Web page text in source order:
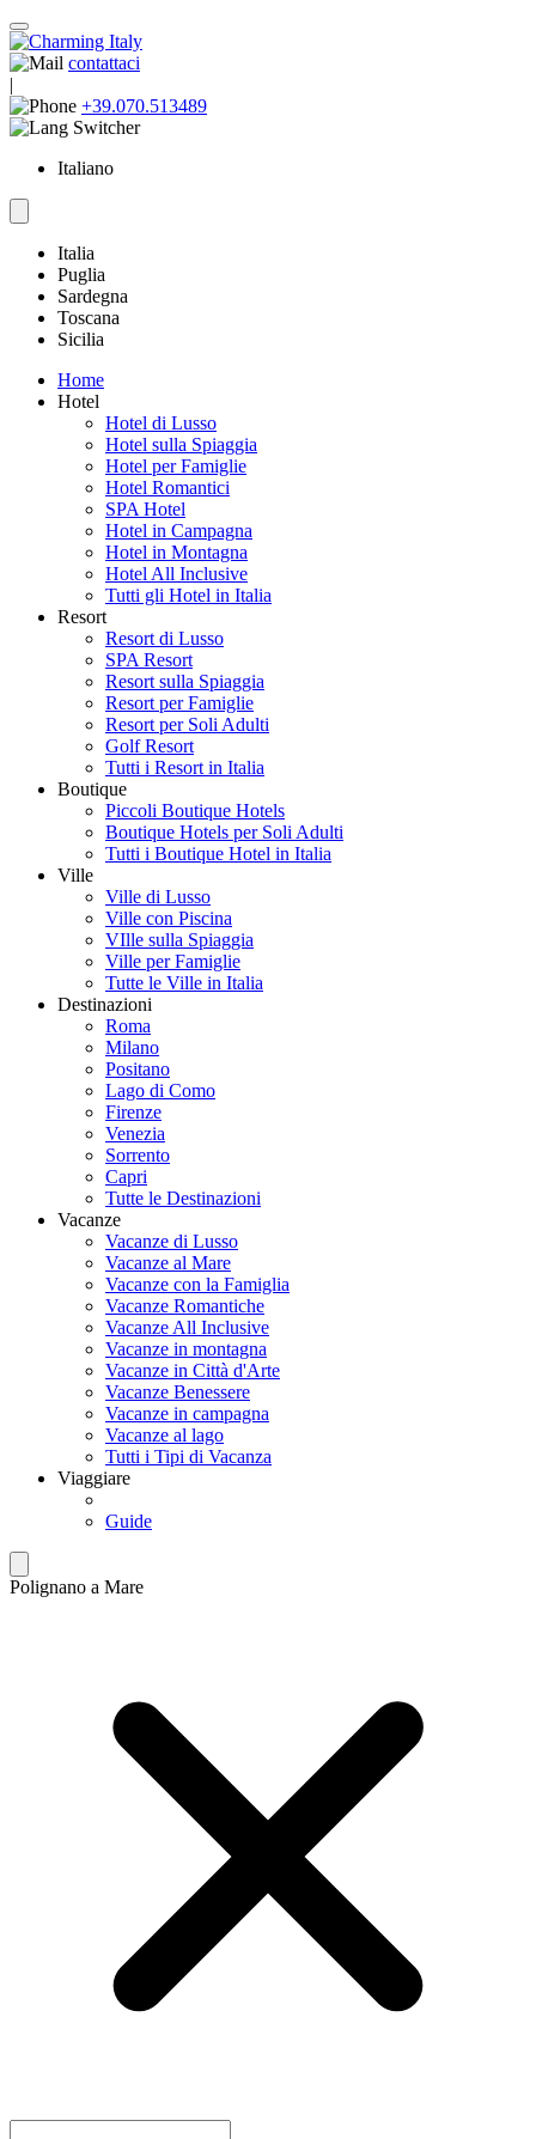
contattaci
|
+39.070.513489
Italiano
Italia
Puglia
Sardegna
Toscana
Sicilia
Home
Hotel
Hotel di Lusso
Hotel sulla Spiaggia
Hotel per Famiglie
Hotel Romantici
SPA Hotel
Hotel in Campagna
Hotel in Montagna
Hotel All Inclusive
Tutti gli Hotel in Italia
Resort
Resort di Lusso
SPA Resort
Resort sulla Spiaggia
Resort per Famiglie
Resort per Soli Adulti
Golf Resort
Tutti i Resort in Italia
Boutique
Piccoli Boutique Hotels
Boutique Hotels per Soli Adulti
Tutti i Boutique Hotel in Italia
Ville
Ville di Lusso
Ville con Piscina
VIlle sulla Spiaggia
Ville per Famiglie
Tutte le Ville in Italia
Destinazioni
Roma
Milano
Positano
Lago di Como
Firenze
Venezia
Sorrento
Capri
Tutte le Destinazioni
Vacanze
Vacanze di Lusso
Vacanze al Mare
Vacanze con la Famiglia
Vacanze Romantiche
Vacanze All Inclusive
Vacanze in montagna
Vacanze in Città d'Arte
Vacanze Benessere
Vacanze in campagna
Vacanze al lago
Tutti i Tipi di Vacanza
Viaggiare
Guide
Polignano a Mare